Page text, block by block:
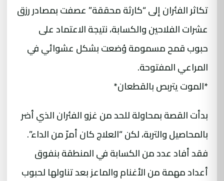
تكاثر الفئران إلى “كارثة محققة” عصفت بمصادر رزق
عشرات الفلاحين والكسابة، نتيجة الاعتماد على
حبوب قمح مسمومة وُضعت بشكل عشوائي في
المراعي المفتوحة.
*الموت يتربص بالقطعان*
بدأت القصة بمحاولة للحد من غزو الفئران الذي أضر
بالمحاصيل والتربة، لكن “العلاج كان أمرّ من الداء”.
فقد أفاد عدد من الكسابة في المنطقة بنفوق
أعداد مهمة من الأغنام والماعز بعد تناولها لحبوب